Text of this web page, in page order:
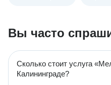
Вы часто
Сколько стоит услуга
Калининграде?